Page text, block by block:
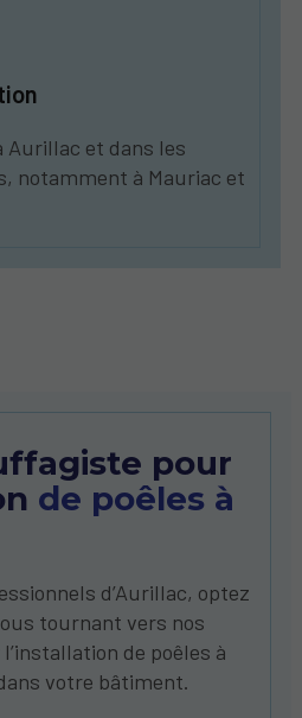
Aurillac et dans les
notamment à Mauriac et
pour
de poêles à
d’Aurillac, optez
tournant vers nos
de poêles à
votre bâtiment.